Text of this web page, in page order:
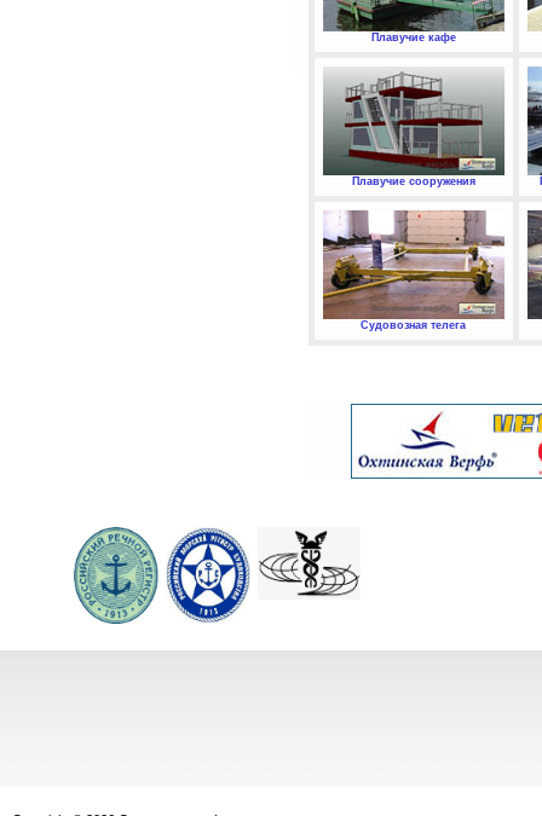
Плавучие кафе
Плавучие сооружения
Судовозная телега